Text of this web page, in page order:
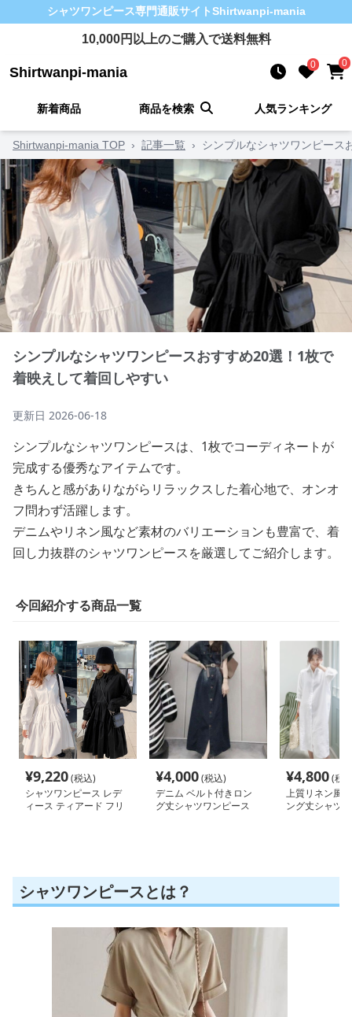
シャツワンピース専門通販サイトShirtwanpi-mania
10,000円以上のご購入で送料無料
Shirtwanpi-mania 0 0
新着商品 商品を検索 人気ランキング
Shirtwanpi-mania TOP › 記事一覧 › シンプルなシャツワンピース
シンプルなシャツワンピースおすすめ20選！1枚で
着映えして着回しやすい
更新日 2026-06-18
シンプルなシャツワンピースは、1枚でコーディネートが
完成する優秀なアイテムです。
きちんと感がありながらリラックスした着心地で、オンオ
フ問わず活躍します。
デニムやリネン風など素材のバリエーションも豊富で、着
回し力抜群のシャツワンピースを厳選してご紹介します。
今回紹介する商品一覧
¥9,220(税込)
シャツワンピース レデ
ィース ティアード フリ
¥4,000(税込)
デニム ベルト付きロン
グ丈シャツワンピース
¥4,800(税
上質リネン風
ング丈シャツ
シャツワンピースとは？